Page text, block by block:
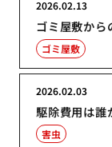
ゴミ屋敷から
2026.02.13
ゴミ屋敷
駆除費用は誰
2026.02.03
害虫